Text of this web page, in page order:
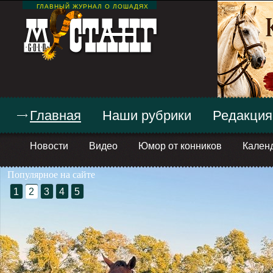
ГЛАВНЫЙ ЖУРНАЛ О ЛОШАДЯХ
Главная
Новости Видео Юмор от конников
Наши рубрики Редакция
Популярное на сайте
1
2 3 4 5